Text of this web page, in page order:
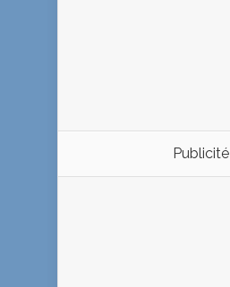
Publicité